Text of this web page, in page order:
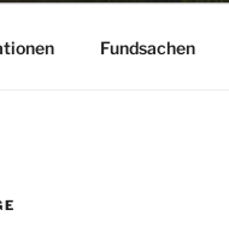
Fundsachen